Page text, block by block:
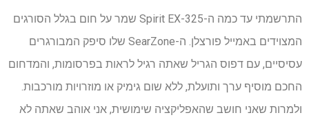
התרשמתי עד כמה ה-Spirit EX-325 שמר על חום בגלל הסורגים
המצוידים באמייל פורצלן. ה-SearZone שלו סיפק המבורגרים
עסיסיים, עם דפוס הגריל שאתה רגיל לראות בפרסומות, והמדחום
החכם מוסיף ערך ותועלת, ללא שום גימיק או מוזרויות מורכבות.
ולמרות שאני חושב שהאפליקציה שימושית, אני אוהב שאתה לא